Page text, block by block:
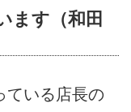
ます（和田
ている店長の